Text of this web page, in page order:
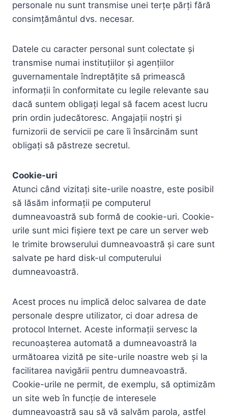
personale nu sunt transmise unei terțe părți fără
consimțământul dvs. necesar.
Datele cu caracter personal sunt colectate și
transmise numai instituțiilor și agențiilor
guvernamentale îndreptățite să primească
informații în conformitate cu legile relevante sau
dacă suntem obligați legal să facem acest lucru
prin ordin judecătoresc. Angajații noștri și
furnizorii de servicii pe care îi însărcinăm sunt
obligați să păstreze secretul.
Cookie-uri
Atunci când vizitați site-urile noastre, este posibil
să lăsăm informații pe computerul
dumneavoastră sub formă de cookie-uri. Cookie-
urile sunt mici fișiere text pe care un server web
le trimite browserului dumneavoastră și care sunt
salvate pe hard disk-ul computerului
dumneavoastră.
Acest proces nu implică deloc salvarea de date
personale despre utilizator, ci doar adresa de
protocol Internet. Aceste informații servesc la
recunoașterea automată a dumneavoastră la
următoarea vizită pe site-urile noastre web și la
facilitarea navigării pentru dumneavoastră.
Cookie-urile ne permit, de exemplu, să optimizăm
un site web în funcție de interesele
dumneavoastră sau să vă salvăm parola, astfel